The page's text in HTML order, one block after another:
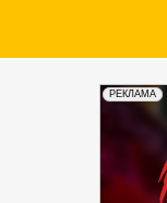
РЕКЛАМА